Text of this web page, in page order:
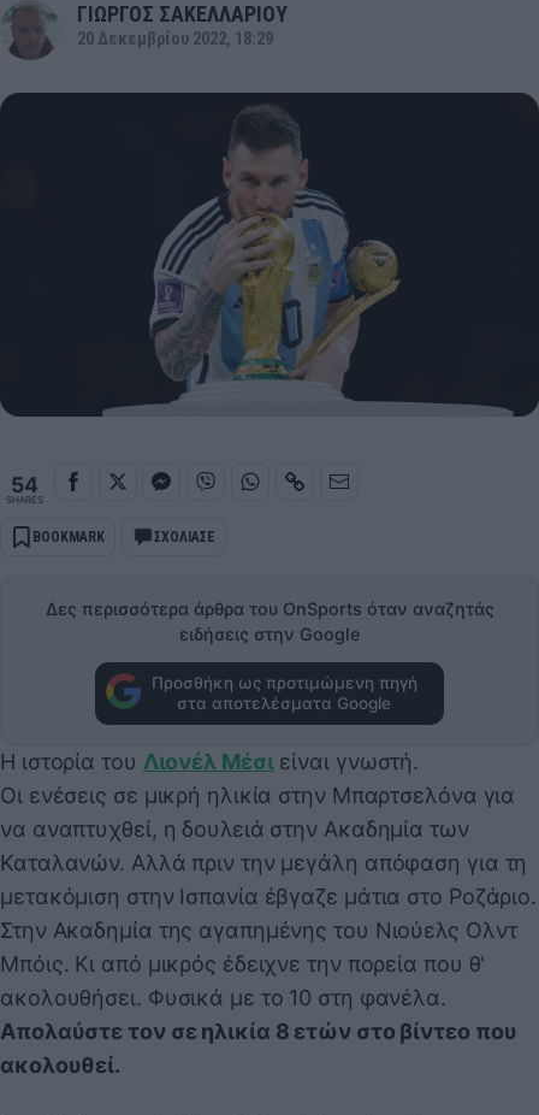
ΓΙΩΡΓΟΣ ΣΑΚΕΛΛΑΡΙΟΥ
20 Δεκεμβρίου 2022, 18:29
54
SHARES
BOOKMARK ΣΧΟΛΙΑΣΕ
Δες περισσότερα άρθρα του OnSports όταν αναζητάς
ειδήσεις στην Google
Προσθήκη ως προτιμώμενη πηγή
στα αποτελέσματα Google
Η ιστορία του Λιονέλ Μέσιείναι γνωστή.
Οι ενέσεις σε μικρή ηλικία στην Μπαρτσελόνα για
να αναπτυχθεί, η δουλειά στην Ακαδημία των
Καταλανών. Αλλά πριν την μεγάλη απόφαση για τη
μετακόμιση στην Ισπανία έβγαζε μάτια στο Ροζάριο.
Στην Ακαδημία της αγαπημένης του Νιούελς Ολντ
Μπόις. Κι από μικρός έδειχνε την πορεία που θ'
ακολουθήσει. Φυσικά με το 10 στη φανέλα.
Απολαύστε τον σε ηλικία 8 ετών στο βίντεο που
ακολουθεί.